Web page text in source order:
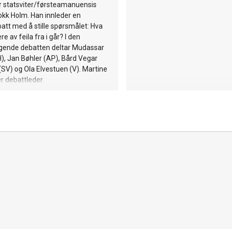
statsviter/førsteamanuensis
Holm. Han innleder en
med å stille spørsmålet: Hva
av feila fra i går? I den
debatten deltar Mudassar
Jan Bøhler (AP), Bård Vegar
og Ola Elvestuen (V). Martine
debattleder.